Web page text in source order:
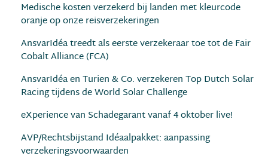
Medische kosten verzekerd bij landen met kleurcode
oranje op onze reisverzekeringen
AnsvarIdéa treedt als eerste verzekeraar toe tot de Fair
Cobalt Alliance (FCA)
AnsvarIdéa en Turien & Co. verzekeren Top Dutch Solar
Racing tijdens de World Solar Challenge
eXperience van Schadegarant vanaf 4 oktober live!
AVP/Rechtsbijstand Idéaalpakket: aanpassing
verzekeringsvoorwaarden